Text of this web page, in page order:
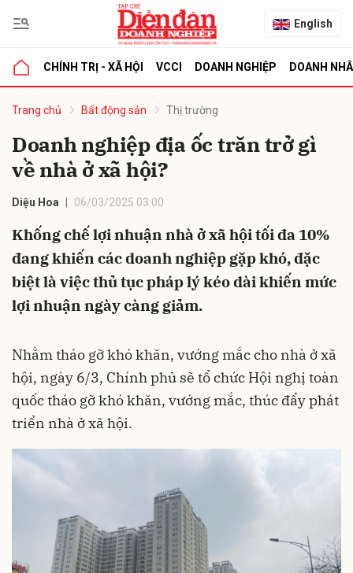
English
CHÍNH TRỊ - XÃ HỘI VCCI DOANH NGHIỆP DOANH
Trang chủ Bất động sản Thị trường
Doanh nghiệp địa ốc trăn trở gì
về nhà ở xã hội?
Diệu Hoa 06/03/2025 03:00
Khống chế lợi nhuận nhà ở xã hội tối đa 10%
đang khiến các doanh nghiệp gặp khó, đặc
biệt là việc thủ tục pháp lý kéo dài khiến mức
lợi nhuận ngày càng giảm.
Nhằm tháo gỡ khó khăn, vướng mắc cho nhà ở xã
hội, ngày 6/3, Chính phủ sẽ tổ chức Hội nghị toàn
quốc tháo gỡ khó khăn, vướng mắc, thúc đẩy phát
triển nhà ở xã hội.
luận
Hủy